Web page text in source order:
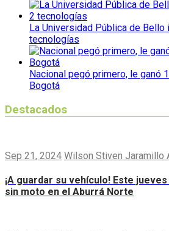
La Universidad Pública de Bello
tecnologías
Nacional pegó primero, le ganó
Bogotá
Destacados
Sep 21, 2024 Wilson Stiven Jaramillo
¡A guardar su vehículo! Este
sin moto en el Aburrá Norte